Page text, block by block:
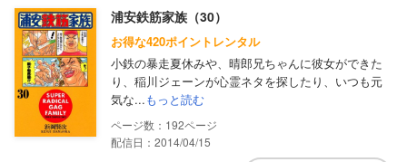
浦安鉄筋家族（30）
お得な420ポイントレンタル
小鉄の暴走夏休みや、晴郎兄ちゃんに彼女ができた
り、稲川ジェーンが心霊ネタを探したり、いつも元
気な...もっと読む
192
配信日：2014/04/15